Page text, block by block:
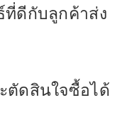
ที่ดีกับลูกค้าส่ง
ตัดสินใจซื้อได้